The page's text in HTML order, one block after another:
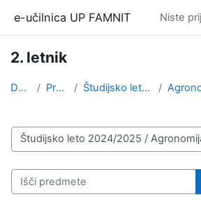
e-učilnica UP FAMNIT Niste
2. letnik
Domov Predmeti Študijsko leto 2024/2025
Kategorije predmetov
Išči predmete